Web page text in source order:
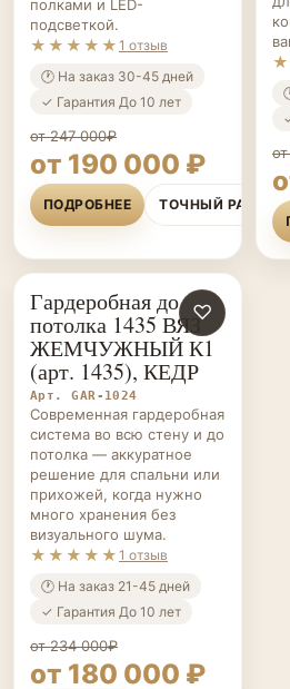
🕐 На заказ 30-45 дней
✓ Гарантия До 10 лет
от 247 000₽
от 190 000 ₽
ПОДРОБНЕЕ ТОЧНЫЙ РАСЧЁТ
ГАРДЕРОБНЫЕ НА ЗАКАЗ
♡
Гардеробная до
потолка 1435 ВЯЗ
ЖЕМЧУЖНЫЙ К1
(арт. 1435), КЕДР
Арт. GAR-1024
Современная гардеробная
система во всю стену и до
потолка — аккуратное
решение для спальни или
прихожей, когда нужно
много хранения без
визуального шума.
★★★★★ 1 отзыв
🕐 На заказ 21-45 дней
✓ Гарантия До 10 лет
от 234 000₽
от 180 000 ₽
ПОДРОБНЕЕ ТОЧНЫЙ РАСЧЁТ